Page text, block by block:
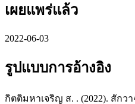
เผยแพร่แล้ว
2022-06-03
รูปแบบการอ้างอิง
กิตติมหาเจริญ ส. . (2022). สักว